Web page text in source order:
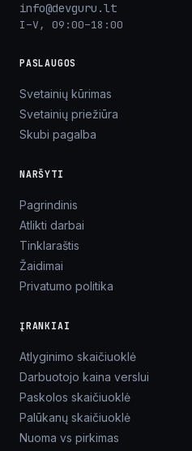
info@devguru.lt
I–V, 09:00–18:00
PASLAUGOS
Svetainių kūrimas
Svetainių priežiūra
Skubi pagalba
NARŠYTI
Pagrindinis
Atlikti darbai
Tinklaraštis
Žaidimai
Privatumo politika
ĮRANKIAI
Atlyginimo skaičiuoklė
Darbuotojo kaina verslui
Paskolos skaičiuoklė
Palūkanų skaičiuoklė
Nuoma vs pirkimas